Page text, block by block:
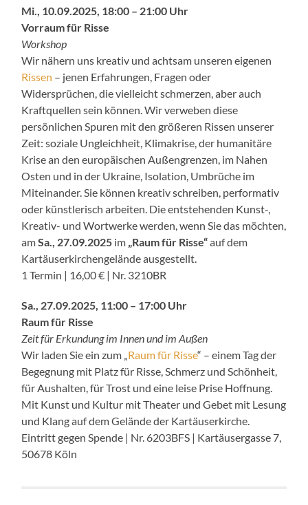
Mi., 10.09.2025, 18:00 – 21:00 Uhr
Vorraum für Risse
Workshop
Wir nähern uns kreativ und achtsam unseren eigenen
Rissen – jenen Erfahrungen, Fragen oder
Widersprüchen, die vielleicht schmerzen, aber auch
Kraftquellen sein können. Wir verweben diese
persönlichen Spuren mit den größeren Rissen unserer
Zeit: soziale Ungleichheit, Klimakrise, der humanitäre
Krise an den europäischen Außengrenzen, im Nahen
Osten und in der Ukraine, Isolation, Umbrüche im
Miteinander. Sie können kreativ schreiben, performativ
oder künstlerisch arbeiten. Die entstehenden Kunst-,
Kreativ- und Wortwerke werden, wenn Sie das möchten,
amSa., 27.09.2025 im „Raum für Risse“auf dem
Kartäuserkirchengelände ausgestellt.
1 Termin | 16,00 € | Nr. 3210BR
Sa., 27.09.2025, 11:00 – 17:00 Uhr
Raum für Risse
Zeit für Erkundung im Innen und im Außen
Wir laden Sie ein zum „ Raum für Risse“ – einem Tag der
Begegnung mit Platz für Risse, Schmerz und Schönheit,
für Aushalten, für Trost und eine leise Prise Hoffnung.
Mit Kunst und Kultur mit Theater und Gebet mit Lesung
und Klang auf dem Gelände der Kartäuserkirche.
Eintritt gegen Spende | Nr. 6203BFS | Kartäusergasse 7,
50678 Köln